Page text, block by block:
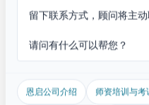
家庭干预vs机
配年龄全对比
常见挑战行为的科学应
留下联系方式，顾问将主
请问有什么可以帮您？
恩启公司介绍 师资培训与考